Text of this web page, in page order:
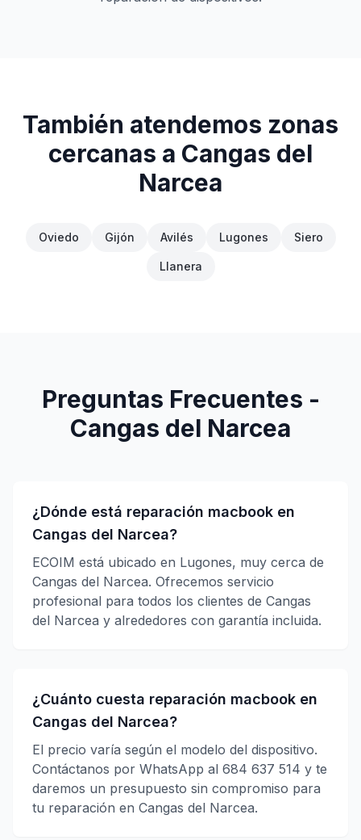
También atendemos zonas
cercanas a Cangas del
Narcea
Oviedo Gijón Avilés Lugones Siero
Llanera
Preguntas Frecuentes -
Cangas del Narcea
¿Dónde está reparación macbook en
Cangas del Narcea?
ECOIM está ubicado en Lugones, muy cerca de
Cangas del Narcea. Ofrecemos servicio
profesional para todos los clientes de Cangas
del Narcea y alrededores con garantía incluida.
¿Cuánto cuesta reparación macbook en
Cangas del Narcea?
El precio varía según el modelo del dispositivo.
Contáctanos por WhatsApp al 684 637 514 y te
daremos un presupuesto sin compromiso para
tu reparación en Cangas del Narcea.